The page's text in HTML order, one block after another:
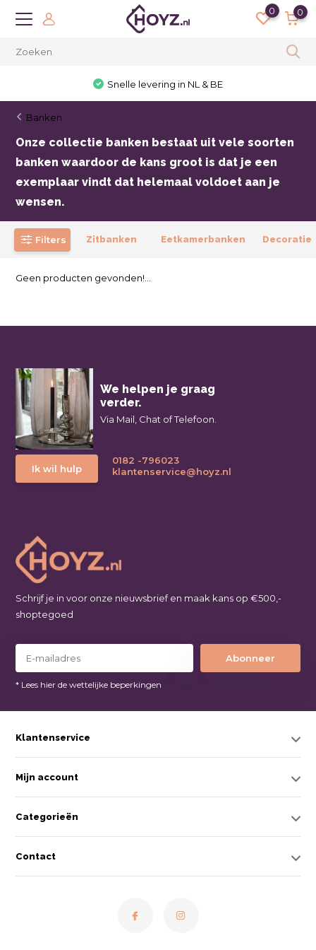
0 0
Snelle levering in NL & BE
Banken
Onze collectie banken bestaat uit vele soorten
banken waardoor de kans groot is dat je een
exemplaar vindt dat helemaal voldoet aan je
wensen.
Filters Zitbanken Eetkamerbanken Decoratie
Geen producten gevonden!...
We helpen je graag
verder.
Via Mail, Chat of Telefoon.
Ik wil hulp
0182 -796023
klantenservice@hoyz.nl
Schrijf je in voor onze nieuwsbrief en maak kans op €500,-
shoptegoed
Abonneer
* Lees hier de wettelijke beperkingen
Klantenservice
Mijn account
Categorieën
Contact